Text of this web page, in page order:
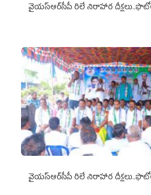
వైయ‌స్ఆర్‌సీపీ రిలే నిరాహార
వైయ‌స్ఆర్‌సీపీ రిలే నిరాహార